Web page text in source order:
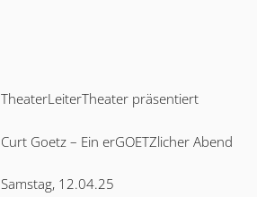
TheaterLeiterTheater präsentiert
Curt Goetz – Ein erGOETZlicher Abend
Samstag, 12.04.25